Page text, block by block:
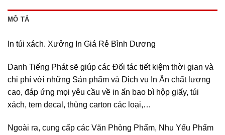
MÔ TẢ
In túi xách. Xưởng In Giá Rẻ Bình Dương
Danh Tiếng Phát sẽ giúp các Đối tác tiết kiệm thời gian và
chi phí với những Sản phẩm và Dịch vụ In Ấn chất lượng
cao, đáp ứng mọi yêu cầu về in ấn bao bì hộp giấy, túi
xách, tem decal, thùng carton các loại,…
Ngoài ra, cung cấp các Văn Phòng Phẩm, Nhu Yếu Phẩm